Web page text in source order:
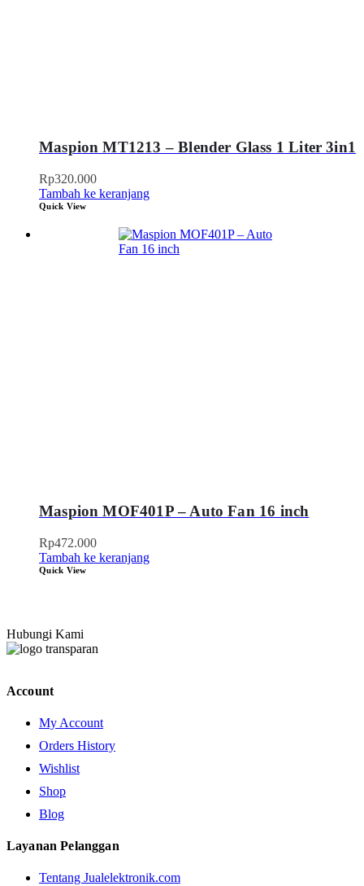
Maspion MT1213 – Blender Glass 1 Liter 3in1
Rp320.000
Tambah ke keranjang
Quick View
Maspion MOF401P – Auto Fan 16 inch
Rp472.000
Tambah ke keranjang
Quick View
Hubungi Kami
Account
My Account
Orders History
Wishlist
Shop
Blog
Layanan Pelanggan
Tentang Jualelektronik.com